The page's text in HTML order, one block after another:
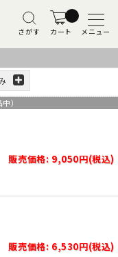
さがす カート メニュー
）
販売価格: 9,050円(税込)
販売価格: 6,530円(税込)